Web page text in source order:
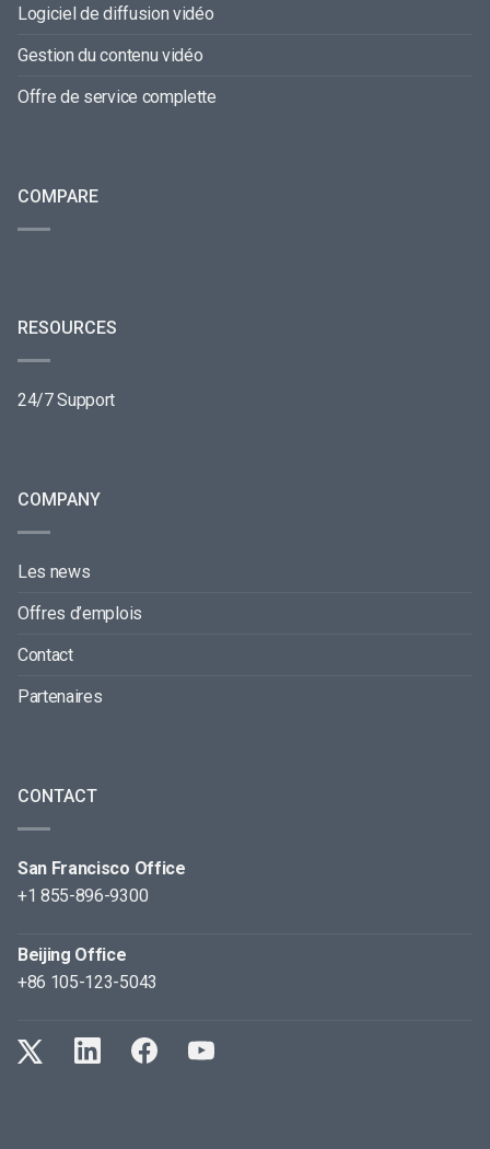
Logiciel de diffusion vidéo
Gestion du contenu vidéo
Offre de service complette
COMPARE
RESOURCES
24/7 Support
COMPANY
Les news
Offres d’emplois
Contact
Partenaires
CONTACT
San Francisco Office
+1 855-896-9300
Beijing Office
+86 105-123-5043